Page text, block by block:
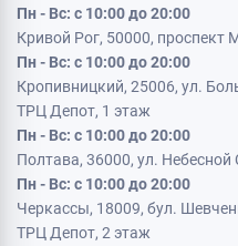
Пн - Вс: с 10:00 до 20:00
Кривой Рог, 50000, проспект
Пн - Вс: с 10:00 до 20:00
Кропивницкий, 25006, ул.
ТРЦ Депот, 1 этаж
Пн - Вс: с 10:00 до 20:00
Полтава, 36000, ул. Небесной
Пн - Вс: с 10:00 до 20:00
Черкассы, 18009, бул.
ТРЦ Депот, 2 этаж